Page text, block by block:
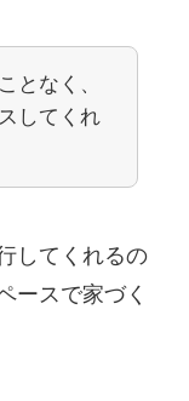
となく、
してくれ
してくれるの
ースで家づく